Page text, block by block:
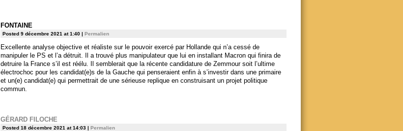
FONTAINE
Posted 9 décembre 2021 at 1:40 | Permalien
Excellente analyse objective et réaliste sur le pouvoir exercé par Hollande qui n’a cessé de
manipuler le PS et l’a détruit. Il a trouvé plus manipulateur que lui en installant Macron qui finira de
detruire la France s’il est réélu. Il semblerait que la récente candidature de Zemmour soit l’ultime
électrochoc pour les candidat(e)s de la Gauche qui penseraient enfin à s’investir dans une primaire
et un(e) candidat(e) qui permettrait de une sérieuse replique en construisant un projet politique
commun.
GÉRARD FILOCHE
Posted 18 décembre 2021 at 14:03 | Permalien